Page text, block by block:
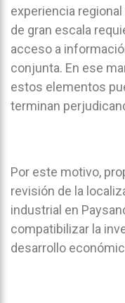
experiencia
de gran escala
acceso a
conjunta. En ese
estos elementos
terminan
Por este motivo,
revisión de la
industrial en
compatibilizar la
desarrollo